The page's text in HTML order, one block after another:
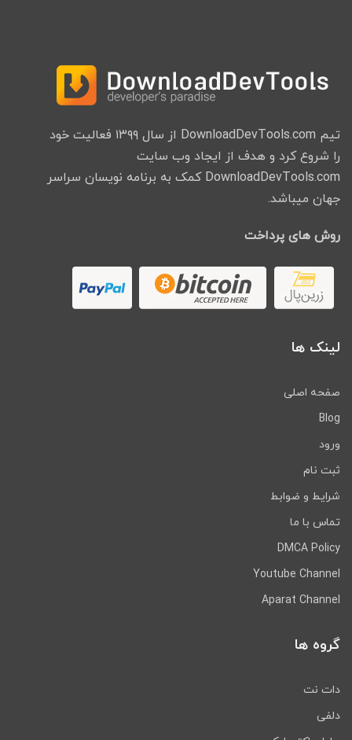
تیم DownloadDevTools.com از سال ۱۳۹۹ فعالیت خود
را شروع کرد و هدف از ایجاد وب سایت
DownloadDevTools.com کمک به برنامه نویسان سراسر
جهان میباشد.
روش های پرداخت
لینک ها
صفحه اصلی
Blog
ورود
ثبت نام
شرایط و ضوابط
تماس با ما
DMCA Policy
Youtube Channel
Aparat Channel
گروه ها
دات نت
دلفی